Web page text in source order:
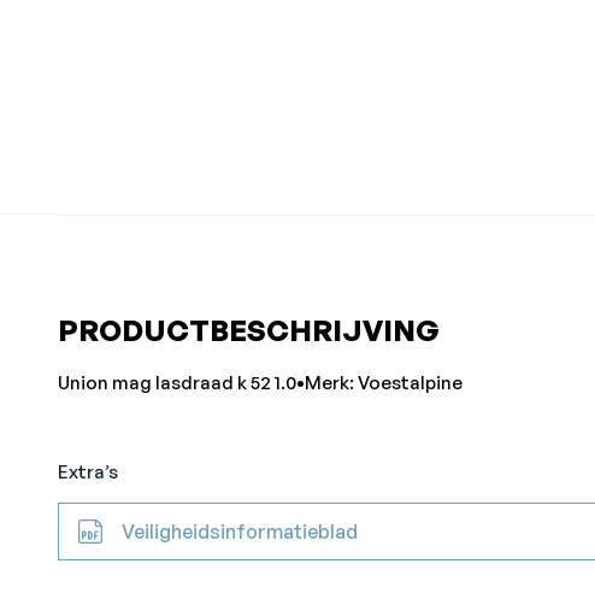
PRODUCTBESCHRIJVING
Union mag lasdraad k 52 1.0•Merk: Voestalpine
Extra’s
Veiligheidsinformatieblad